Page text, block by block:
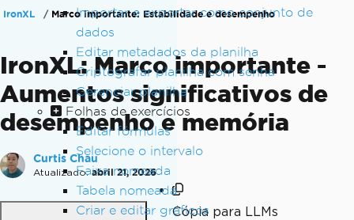
Importar e exportar como conjunto de
dados
Editar metadados da planilha
Criptografar planilha com senha
Gerenciar planilha
Folhas de exercícios
Editar fórmulas
Selecione o intervalo
Faixa nomeada
Tabela nomeada
Criar e editar gráficos
IronXL Marco importante: Estabilidade e desempenho
IronXL: Marco importante -
Aumentos significativos de
desempenho e memória
Curtis Chau
Atualizado: abril 21, 2026
Cópia para LLMs